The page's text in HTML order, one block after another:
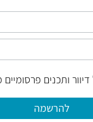
ותכנים
להרשמה